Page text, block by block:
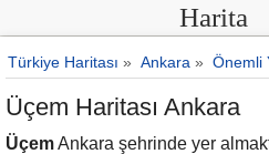
Harita
Türkiye Haritası » Ankara » Önemli
Üçem Haritası Ankara
ÜçemAnkara şehrinde yer